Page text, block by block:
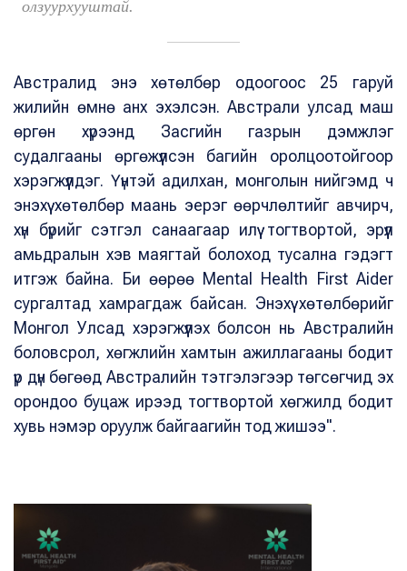
олзуурхууштай.
Австралид энэ хөтөлбөр одоогоос 25 гаруй
жилийн өмнө анх эхэлсэн. Австрали улсад маш
өргөн хүрээнд Засгийн газрын дэмжлэг
судалгааны өргөжүүлсэн багийн оролцоотойгоор
хэрэгжүүлдэг. Үүнтэй адилхан, монголын нийгэмд ч
энэхүү хөтөлбөр маань эерэг өөрчлөлтийг авчирч,
хүн бүрийг сэтгэл санаагаар илүү тогтвортой, эрүүл
амьдралын хэв маягтай болоход тусална гэдэгт
итгэж байна. Би өөрөө Mental Health First Aider
сургалтад хамрагдаж байсан. Энэхүү хөтөлбөрийг
Монгол Улсад хэрэгжүүлэх болсон нь Австралийн
боловсрол, хөгжлийн хамтын ажиллагааны бодит
үр дүн бөгөөд Австралийн тэтгэлэгээр төгсөгчид эх
орондоо буцаж ирээд тогтвортой хөгжилд бодит
хувь нэмэр оруулж байгаагийн тод жишээ".